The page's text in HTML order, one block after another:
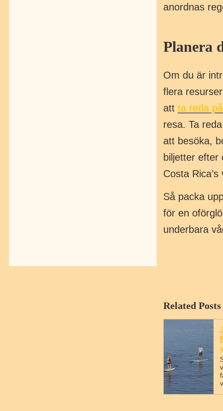
anordnas
Planera
Om du är
flera
att ta reda
resa. Ta
att besöka,
biljetter
Costa
Så packa
för en
underbara
Related Posts